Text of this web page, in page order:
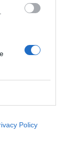
Policy